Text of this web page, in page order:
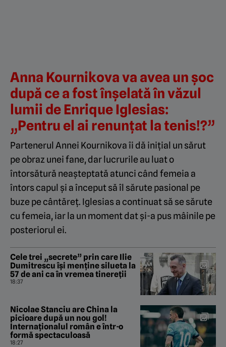
Anna Kournikova va avea un șoc
după ce a fost înșelată în văzul
lumii de Enrique Iglesias:
„Pentru el ai renunțat la tenis!?”
Partenerul Annei Kournikova îi dă inițial un sărut
pe obraz unei fane, dar lucrurile au luat o
întorsătură neașteptată atunci când femeia a
întors capul și a început să îl sărute pasional pe
buze pe cântăreț. Iglesias a continuat să se sărute
cu femeia, iar la un moment dat și-a pus mâinile pe
posteriorul ei.
Cele trei „secrete” prin care Ilie
Dumitrescu își menține silueta la
57 de ani ca în vremea tinereții
18:37
Nicolae Stanciu are China la
picioare după un nou gol!
Internaționalul român e într-o
formă spectaculoasă
18:27